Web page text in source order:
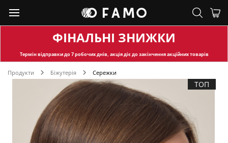
ФІНАЛЬНІ ЗНИЖКИ
Термін відправкидо 7 робочих днів, акція діє до закінчення акційних товарів
Продукти Біжутерія Сережки
ТОП